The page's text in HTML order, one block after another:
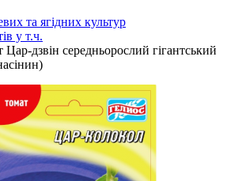
та ягідних культур
у т.ч.
Цар-дзвін середньорослий гігантський